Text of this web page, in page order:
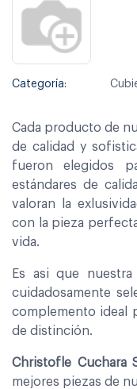
Categoría:
Cada producto de
de calidad y
fueron elegidos
estándares de
valoran la
con la pieza
vida.
Es asi que
cuidadosamente
complemento ideal
de distinción.
Christofle Cuchara
mejores piezas de